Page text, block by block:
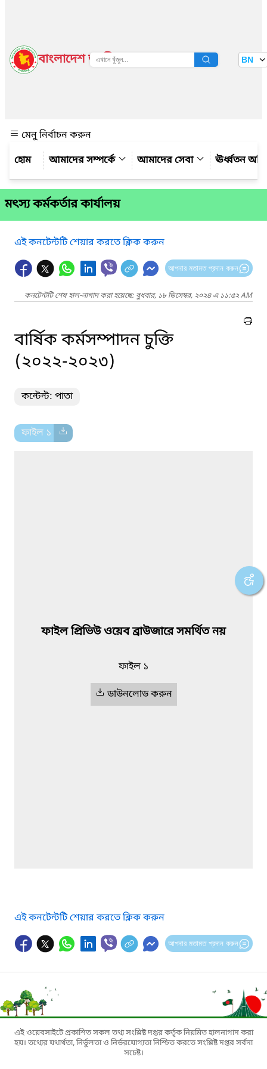
বাংলাদেশ জাতীয় তথ্য বাতায়ন BN
মেনু নির্বাচন করুন
আমাদের সম্পর্কে
আমাদের সেবা ঊর্ধ্বতন
মৎস্য কর্মকর্তার কার্যালয়
এই কনটেন্টটি শেয়ার করতে ক্লিক করুন
আপনার মতামত প্রদান করুন
কনটেন্টটি শেষ হাল-নাগাদ করা হয়েছে: বুধবার, ১৮ ডিসেম্বর, ২০২৪ এ ১১:৫২ AM
বার্ষিক কর্মসম্পাদন চুক্তি
(২০২২-২০২৩)
কন্টেন্ট: পাতা
ফাইল ১
ফাইল প্রিভিউ ওয়েব ব্রাউজারে সমর্থিত নয়
ফাইল ১
ডাউনলোড করুন
এই কনটেন্টটি শেয়ার করতে ক্লিক করুন
আপনার মতামত প্রদান করুন
এই ওয়েবসাইটে প্রকাশিত সকল তথ্য সংশ্লিষ্ট দপ্তর কর্তৃক নিয়মিত হালনাগাদ করা
হয়। তথ্যের যথার্থতা, নির্ভুলতা ও নির্ভরযোগ্যতা নিশ্চিত করতে সংশ্লিষ্ট দপ্তর সর্বদা
সচেষ্ট।